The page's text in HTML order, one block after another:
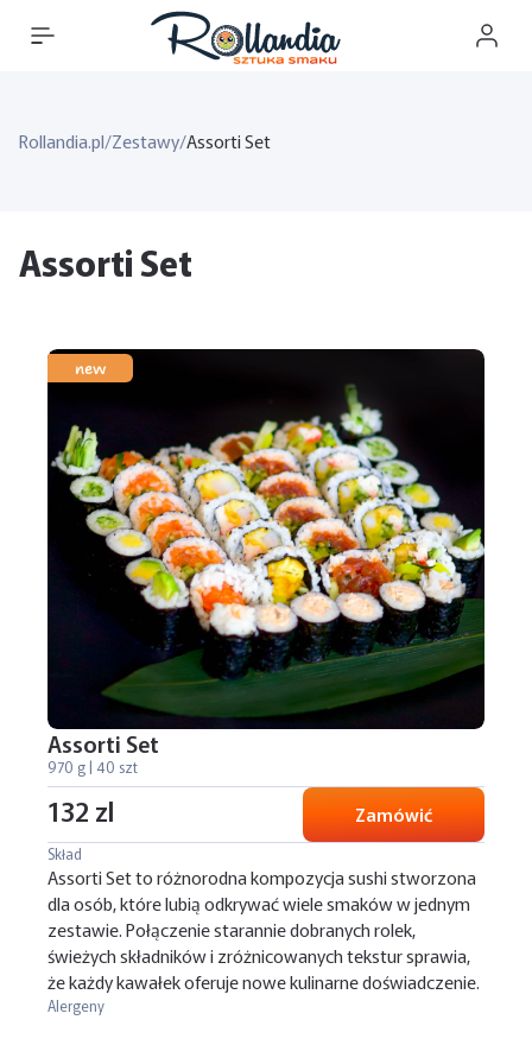
Rollandia.pl/Zestawy/Assorti Set
Assorti Set
new
Assorti Set
970 g | 40 szt
132 zl Zamówić
Skład
Assorti Set to różnorodna kompozycja sushi stworzona
dla osób, które lubią odkrywać wiele smaków w jednym
zestawie. Połączenie starannie dobranych rolek,
świeżych składników i zróżnicowanych tekstur sprawia,
że każdy kawałek oferuje nowe kulinarne doświadczenie.
Alergeny